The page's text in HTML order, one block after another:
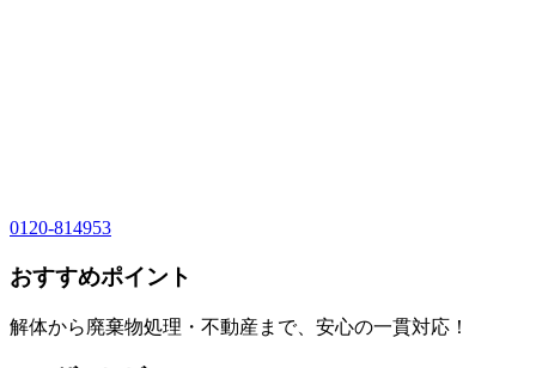
0120-814953
おすすめポイント
解体から廃棄物処理・不動産まで、安心の一貫対応！